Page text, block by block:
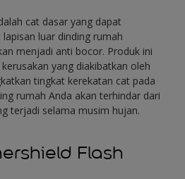
cat dasar yang dapat
luar dinding rumah
menjadi anti bocor. Produk ini
yang diakibatkan oleh
tingkat kerekatan cat pada
rumah Anda akan terhindar dari
terjadi selama musim hujan.
Flash